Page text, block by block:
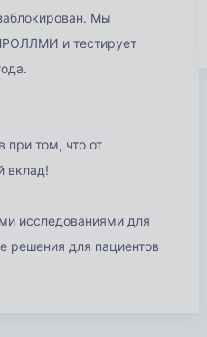
Мы
и тестирует
том, что от
вклад!
исследованиями для
решения для пациентов